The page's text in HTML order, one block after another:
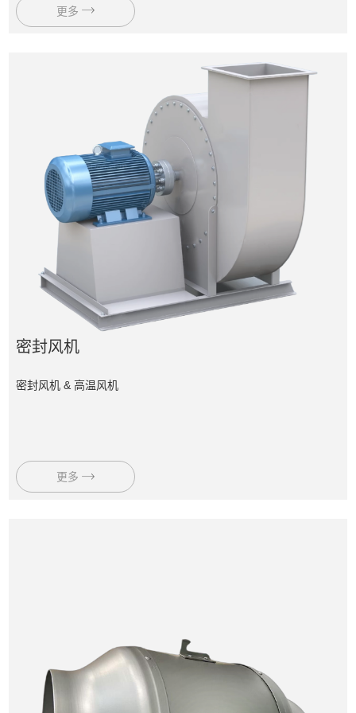
更多
密封风机
密封风机 & 高温风机
更多